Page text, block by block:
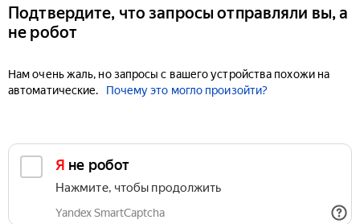
Подтвердите, что запросы отправляли вы, а
не робот
Нам очень жаль, но запросы с вашего устройства похожи на
автоматические.
Почему это могло произойти?
Я не робот
Нажмите, чтобы продолжить
Yandex SmartCaptcha